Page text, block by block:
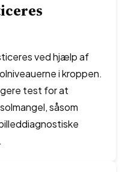
ved hjælp af
i kroppen.
test for at
såsom